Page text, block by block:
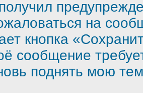
на
кнопка
сообщение
поднять мою